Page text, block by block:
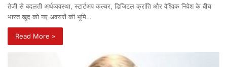
तेजी से बदलती अर्थव्यवस्था, स्टार्टअप कल्चर, डिजिटल क्रांति और वैश्विक निवेश के बीच
भारत खुद को नए अवसरों की भूमि…
Read More »